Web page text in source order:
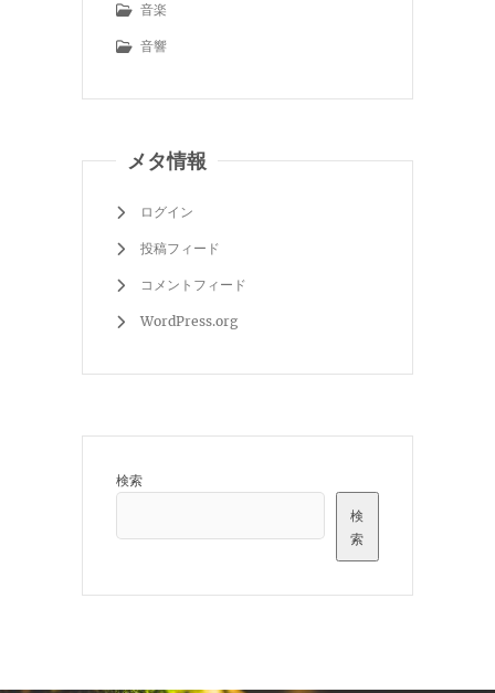
音楽
音響
メタ情報
ログイン
投稿フィード
コメントフィード
WordPress.org
検索
検
索